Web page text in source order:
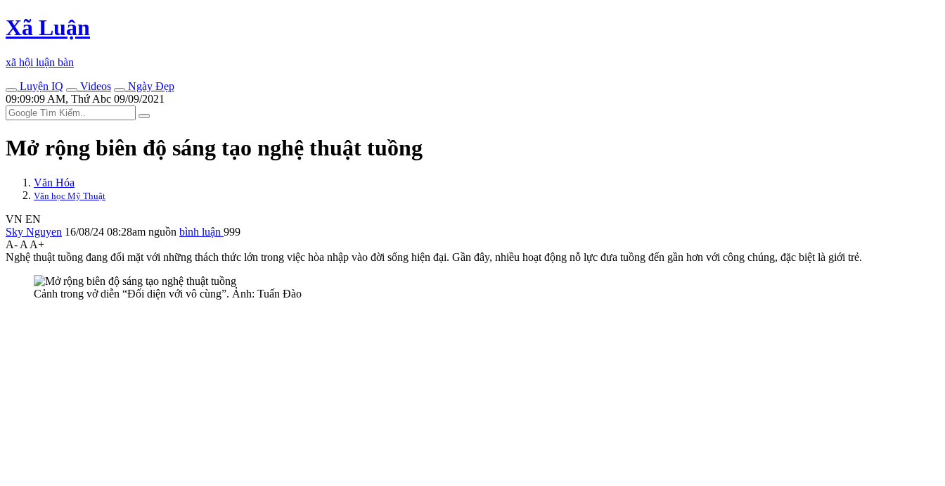
Xã Luận
xã hội luận bàn
Luyện IQ
Videos
Ngày Đẹp
09:09:09 AM, Thứ Abc 09/09/2021
Mở rộng biên độ sáng tạo nghệ thuật tuồng
Văn Hóa
Văn học Mỹ Thuật
VN EN
Sky Nguyen 16/08/24 08:28am nguồn bình luận 999
A- A A+
Nghệ thuật tuồng đang đối mặt với những thách thức lớn trong việc hòa nhập vào đời sống hiện đại. Gần đây, nhiều hoạt động nỗ lực đưa tuồng đến gần hơn với công chúng, đặc biệt là giới trẻ.
Cảnh trong vở diễn “Đối diện với vô cùng”. Ảnh: Tuấn Đào